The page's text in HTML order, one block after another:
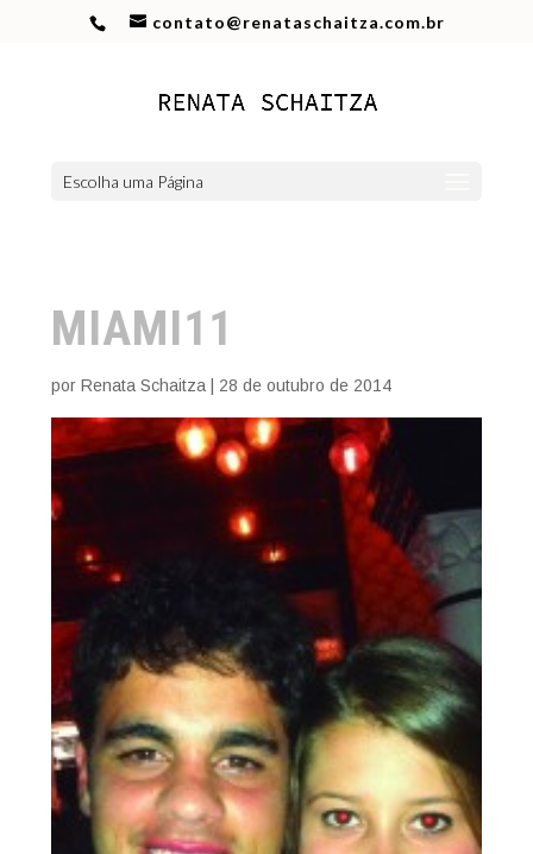
contato@renataschaitza.com.br
Escolha uma Página
MIAMI11
por Renata Schaitza| 28 de outubro de 2014